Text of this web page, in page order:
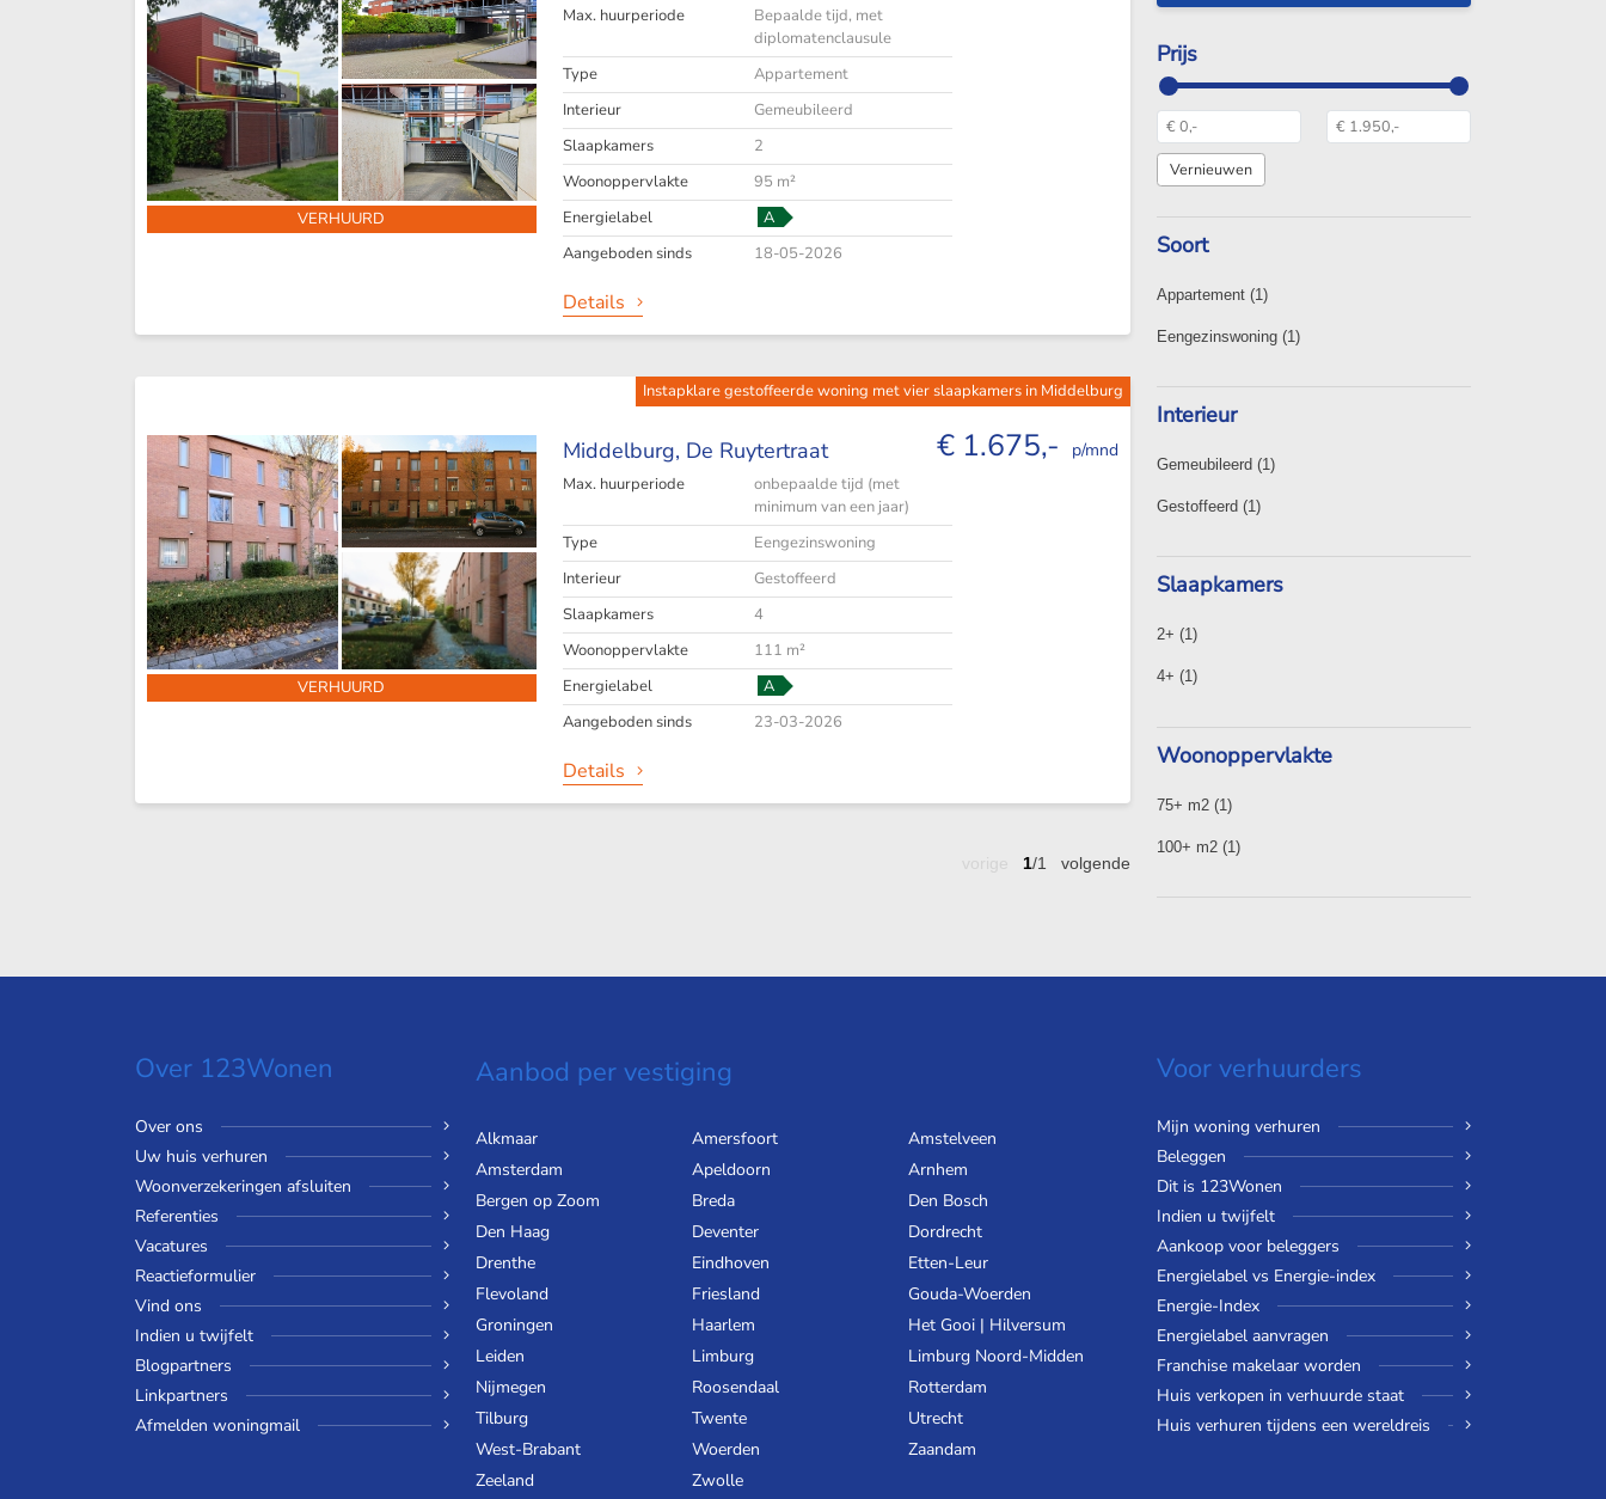
VERHUURD
Max. huurperiode
Bepaalde tijd, met
diplomatenclausule
Type
Appartement
Interieur
Gemeubileerd
Slaapkamers
2
Woonoppervlakte
95 m²
Energielabel
A
Aangeboden sinds
18-05-2026
Details
Instapklare gestoffeerde woning met vier slaapkamers in Middelburg
€ 1.675,- p/mnd
VERHUURD
Middelburg, De Ruytertraat
Max. huurperiode
onbepaalde tijd (met
minimum van een jaar)
Type
Eengezinswoning
Interieur
Gestoffeerd
Slaapkamers
4
Woonoppervlakte
111 m²
Energielabel
A
Aangeboden sinds
23-03-2026
Details
1/1volgende
Prijs
Soort
Appartement (1)
Eengezinswoning (1)
Interieur
Gemeubileerd (1)
Gestoffeerd (1)
Slaapkamers
2+ (1)
4+ (1)
Woonoppervlakte
75+ m2 (1)
100+ m2 (1)
Over 123Wonen
Over ons
Uw huis verhuren
Woonverzekeringen afsluiten
Referenties
Vacatures
Reactieformulier
Vind ons
Indien u twijfelt
Blogpartners
Linkpartners
Afmelden woningmail
Aanbod per vestiging
Alkmaar Amersfoort
Amstelveen
Amsterdam
Apeldoorn
Arnhem
Bergen op Zoom
Breda
Den Bosch
Den Haag
Deventer
Dordrecht
Drenthe
Eindhoven
Etten-Leur
Flevoland
Friesland
Gouda-Woerden
Groningen
Haarlem
Het Gooi | Hilversum
Leiden
Limburg
Limburg Noord-Midden
Nijmegen
Roosendaal
Rotterdam
Tilburg
Twente
Utrecht
West-Brabant
Woerden
Zaandam
Zeeland
Zwolle
Voor verhuurders
Mijn woning verhuren
Beleggen
Dit is 123Wonen
Indien u twijfelt
Aankoop voor beleggers
Energielabel vs Energie-index
Energie-Index
Energielabel aanvragen
Franchise makelaar worden
Huis verkopen in verhuurde staat
Huis verhuren tijdens een wereldreis